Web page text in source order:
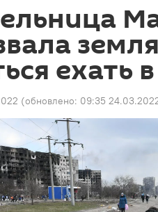
ехать
(обновлено: 09:35